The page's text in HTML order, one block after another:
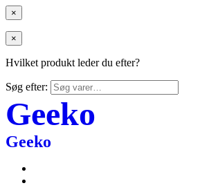
×
×
Hvilket produkt leder du efter?
Søg efter:
Geeko
Geeko